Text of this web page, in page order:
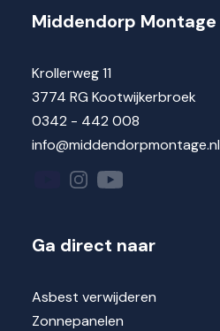
Middendorp Montage
Krollerweg 11
3774 RG Kootwijkerbroek
0342 - 442 008
info@middendorpmontage.nl
Ga direct naar
Asbest verwijderen
Zonnepanelen